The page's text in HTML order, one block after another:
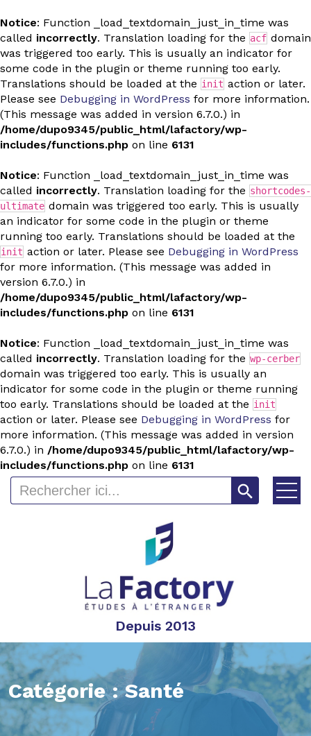
Notice: Function _load_textdomain_just_in_time was
called incorrectly. Translation loading for the acf domain
was triggered too early. This is usually an indicator for
some code in the plugin or theme running too early.
Translations should be loaded at the init action or later.
Please see Debugging in WordPress for more information.
(This message was added in version 6.7.0.) in
/home/dupo9345/public_html/lafactory/wp-
includes/functions.php on line 6131
Notice: Function _load_textdomain_just_in_time was
called incorrectly. Translation loading for the shortcodes-
ultimate domain was triggered too early. This is usually
an indicator for some code in the plugin or theme
running too early. Translations should be loaded at the
init action or later. Please see Debugging in WordPress
for more information. (This message was added in
version 6.7.0.) in
/home/dupo9345/public_html/lafactory/wp-
includes/functions.php on line 6131
Notice: Function _load_textdomain_just_in_time was
called incorrectly. Translation loading for the wp-cerber
domain was triggered too early. This is usually an
indicator for some code in the plugin or theme running
too early. Translations should be loaded at the init
action or later. Please see Debugging in WordPress for
more information. (This message was added in version
6.7.0.) in /home/dupo9345/public_html/lafactory/wp-
includes/functions.php on line 6131
Search
for:
Search Button
Depuis 2013
Catégorie :Santé